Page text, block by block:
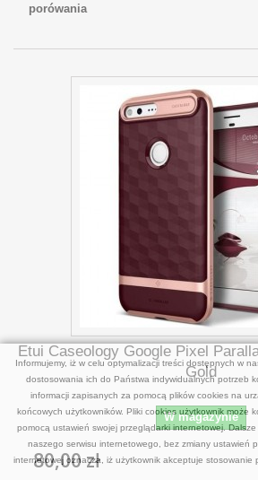
Informujemy, iż w celu optymalizacji treści dostępnych w
dostosowania ich do Państwa indywidualnych potrzeb
informacji zapisanych za pomocą plików cookies na
końcowych użytkowników. Pliki cookies użytkownik może
pomocą ustawień swojej przeglądarki internetowej.
naszego serwisu internetowego, bez zmiany ustawień
internetowej oznacza, iż użytkownik akceptuje stosowanie
porówania
Etui Caseology Google Pixel
Gold
W magazynie
80,00 zł